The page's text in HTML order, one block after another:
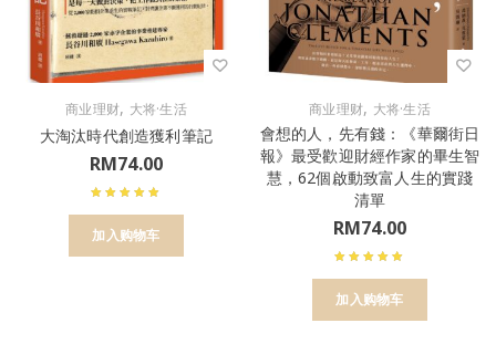
商业理财, 大将·生活
大淘汰時代創造獲利筆記
RM74.00
加入购物车
商业理财, 大将·生活
會想的人，先有錢：《華爾街日
報》最受歡迎財經作家的畢生智
慧，62個啟動致富人生的實踐
清單
RM74.00
加入购物车